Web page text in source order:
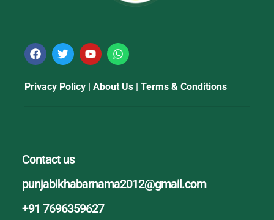
Privacy Policy |About Us |Terms & Conditions
Contact us
punjabikhabarnama2012@gmail.com
+91 7696359627